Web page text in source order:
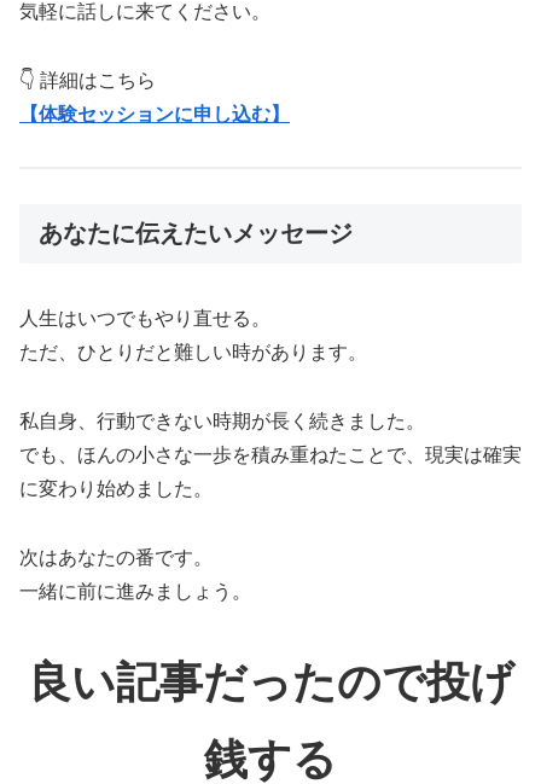
気軽に話しに来てください。
👇 詳細はこちら
【体験セッションに申し込む】
あなたに伝えたいメッセージ
人生はいつでもやり直せる。
ただ、ひとりだと難しい時があります。
私自身、行動できない時期が長く続きました。
でも、ほんの小さな一歩を積み重ねたことで、現実は確実
に変わり始めました。
次はあなたの番です。
一緒に前に進みましょう。
良い記事だったので投げ
銭する